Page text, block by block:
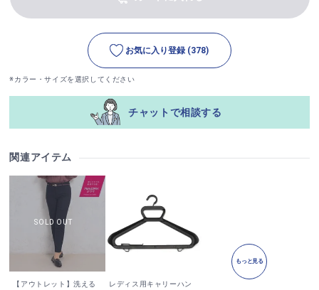
お気に入り登録 (378)
※カラー・サイズを選択してください
チャットで相談する
関連アイテム
【アウトレット】洗える
レディス用キャリーハン
もっと見る